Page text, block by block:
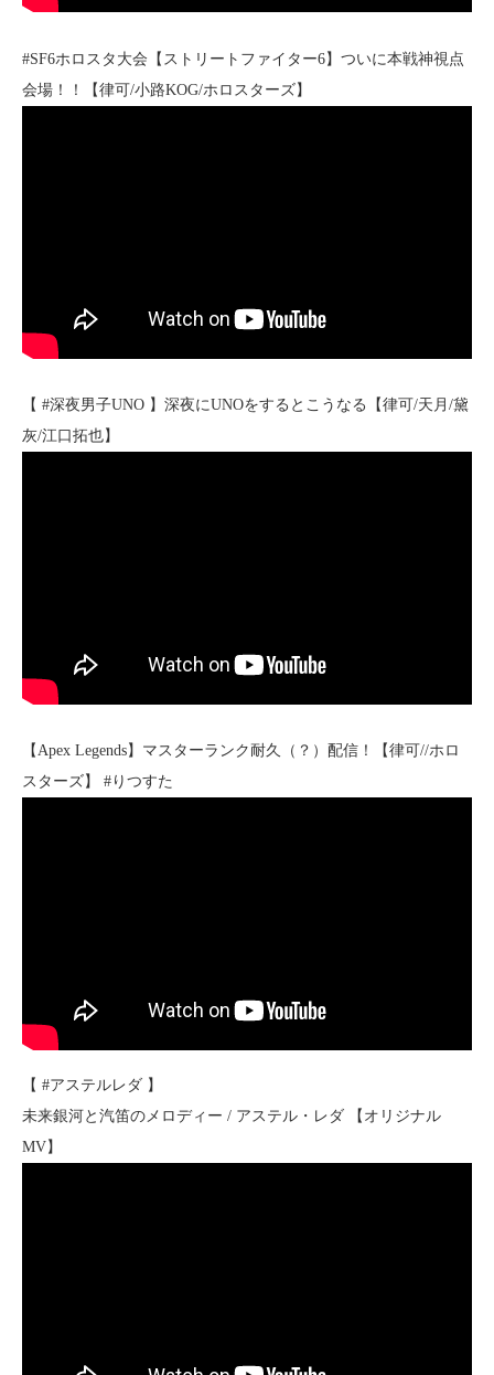
#SF6ホロスタ大会【ストリートファイター6】ついに本戦神視点
会場！！【律可/小路KOG/ホロスターズ】
【 #深夜男子UNO 】深夜にUNOをするとこうなる【律可/天月/黛
灰/江口拓也】
【Apex Legends】マスターランク耐久（？）配信！【律可//ホロ
スターズ】 #りつすた
【 #アステルレダ 】
未来銀河と汽笛のメロディー / アステル・レダ 【オリジナル
MV】